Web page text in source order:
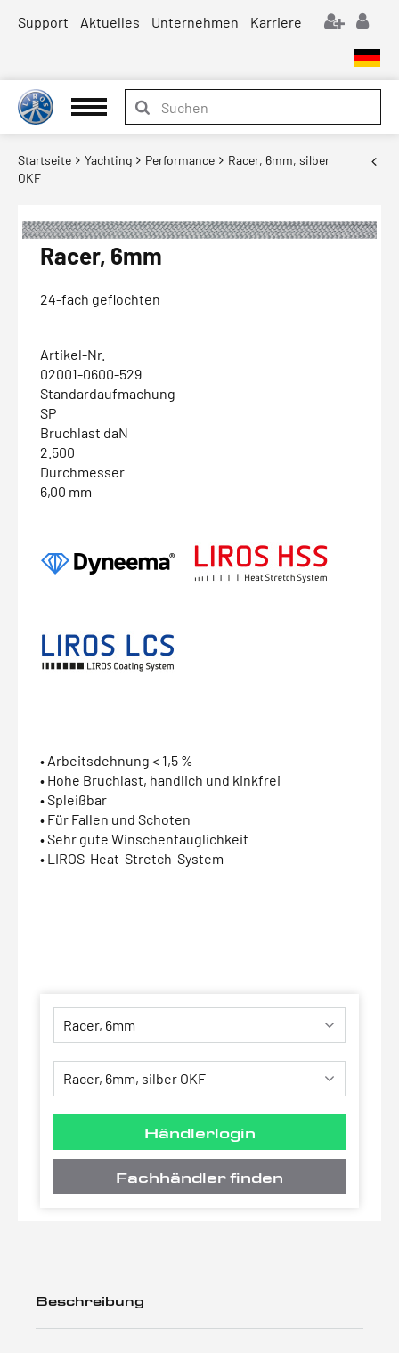
Support Aktuelles Unternehmen Karriere
Startseite Yachting Performance
Racer, 6mm, silber
OKF
Racer, 6mm
24-fach geflochten
Artikel-Nr.
02001-0600-529
Standardaufmachung
SP
Bruchlast daN
2.500
Durchmesser
6,00 mm
• Arbeitsdehnung < 1,5 %
• Hohe Bruchlast, handlich und kinkfrei
• Spleißbar
• Für Fallen und Schoten
• Sehr gute Winschentauglichkeit
• LIROS-Heat-Stretch-System
Händlerlogin
Fachhändler finden
Beschreibung